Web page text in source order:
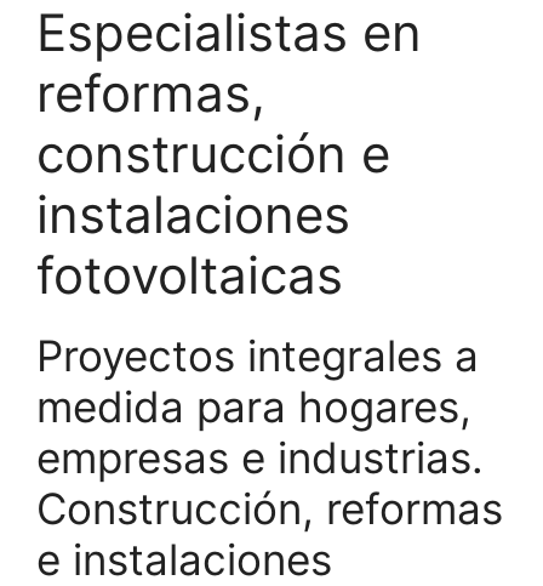
Especialistas en
reformas,
construcción e
instalaciones
fotovoltaicas
Proyectos integrales a
medida para hogares,
empresas e industrias.
Construcción, reformas
e instalaciones